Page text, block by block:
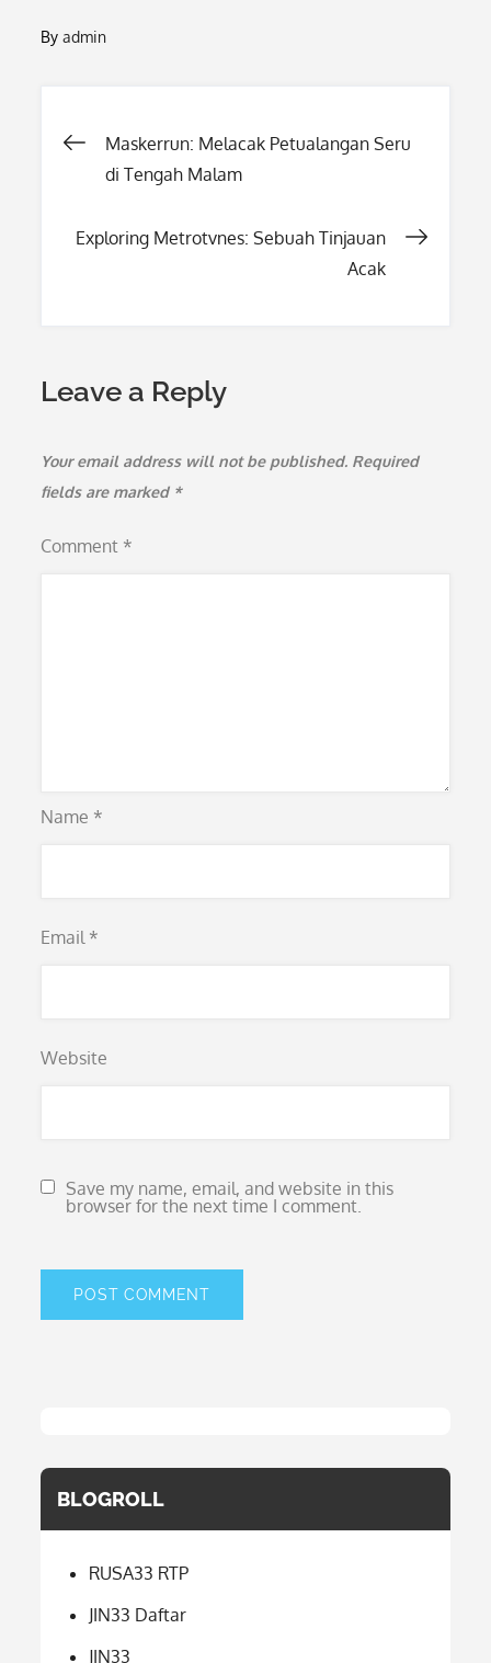
Byadmin
Post
Maskerrun: Melacak Petualangan Seru
di Tengah Malam
Exploring Metrotvnes: Sebuah Tinjauan
Acak
Leave a Reply
Your email address will not be published. Required
fields are marked *
Comment *
Name *
Email *
Website
Save my name, email, and website in this
browser for the next time I comment.
BLOGROLL
RUSA33 RTP
JIN33 Daftar
JIN33